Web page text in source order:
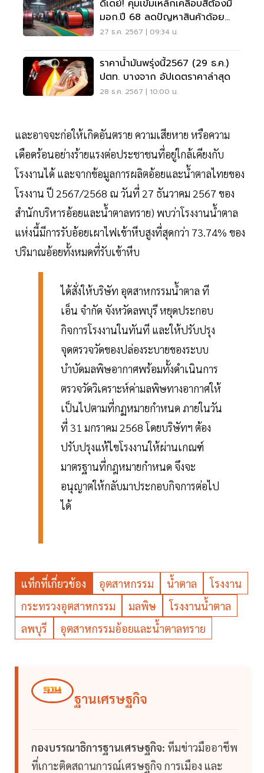
ดีเดย์! คุมเข้มเหล็กเคลือบสีต้องมี
มอก.ปี 68 ลดปัญหาสินค้าด้อย
คุณภาพ
27 ธ.ค. 2567 | 09:34 น.
ราคาน้ำมันพรุ่งนี้2567 (29 ธ.ค.)
ปตท. บางจาก อัปเดตราคาล่าสุด
28 ธ.ค. 2567 | 10:00 น.
และอาจจะก่อให้เกิดอันตราย ความเสียหาย หรือความ
เดือดร้อนอย่างร้ายแรงต่อประชาชนที่อยู่ใกล้เคียงกับ
โรงงานได้ และจากข้อมูลการผลิตอ้อยและน้ำตาลไทยของ
โรงงาน ปี 2567/2568 ณ วันที่ 27 ธันวาคม 2567 ของ
สำนักบริหารอ้อยและน้ำตาลทราย) พบว่าโรงงานน้ำตาล
แห่งนี้มีการรับอ้อยเผาไฟเข้าหีบสูงที่สุดกว่า 73.74% ของ
ปริมาณอ้อยทั้งหมดที่รับเข้าหีบ
ได้สั่งให้บริษัท อุตสาหกรรมน้ำตาล ที
เอ็น จำกัด จังหวัดลพบุรี หยุดประกอบ
กิจการโรงงานในทันที และให้ปรับปรุง
จุดตรวจวัดของปล่องระบายของระบบ
บำบัดมลพิษอากาศพร้อมทั้งดำเนินการ
ตรวจวัดวิเคราะห์ค่ามลพิษทางอากาศให้
เป็นไปตามที่กฏหมายกำหนด ภายในวัน
ที่ 31 มกราคม 2568 โดยบริษัทฯ ต้อง
ปรับปรุงแห้ไขโรงงานให้ผ่านเกณฑ์
มาตรฐานที่กฎหมายกำหนด จึงจะ
อนุญาตให้กลับมาประกอบกิจการต่อไป
ได้
แท็กที่เกี่ยวข้อง อุตสาหกรรม น้ำตาล
โรงงาน
กระทรวงอุตสาหกรรม
มลพิษ
โรงงานน้ำตาล
ลพบุรี
อุตสาหกรรมอ้อยและน้ำตาลทราย
ฐานเศรษฐกิจ
กองบรรณาธิการฐานเศรษฐกิจ: ทีมข่าวมืออาชีพ
ที่เกาะติดสถานการณ์เศรษฐกิจ การเมือง และ